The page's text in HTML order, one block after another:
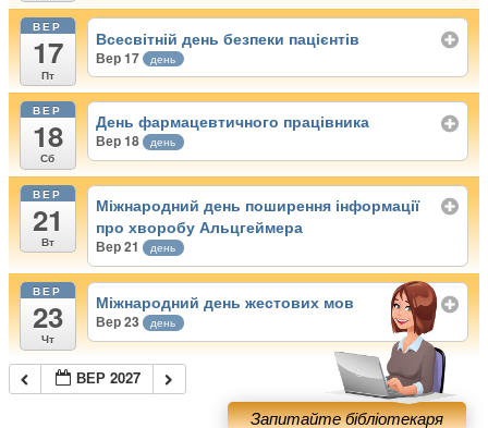
ВЕР
17
Пт
Всесвітній день безпеки пацієнтів
Вер 17 день
ВЕР
18
Сб
День фармацевтичного працівника
Вер 18 день
ВЕР
21
Вт
Міжнародний день поширення інформації
про хворобу Альцгеймера
Вер 21 день
ВЕР
23
Чт
Міжнародний день жестових мов
Вер 23 день
ВЕР 2027